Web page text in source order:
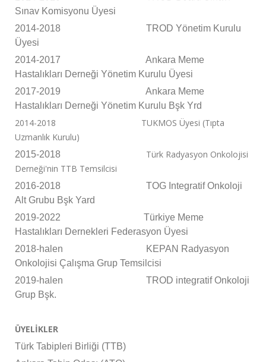
Sınav Komisyonu Üyesi
2014-2018 TROD Yönetim Kurulu
Üyesi
2014-2017 Ankara Meme
Hastalıkları Derneği Yönetim Kurulu Üyesi
2017-2019 Ankara Meme
Hastalıkları Derneği Yönetim Kurulu Bşk Yrd
2014-2018 TUKMOS Üyesi (Tıpta
Uzmanlık Kurulu)
2015-2018 Türk Radyasyon Onkolojisi
Derneği'nin TTB Temsilcisi
2016-2018 TOG Integratif Onkoloji
Alt Grubu Bşk Yard
2019-2022 Türkiye Meme
Hastalıkları Dernekleri Federasyon Üyesi
2018-halen KEPAN Radyasyon
Onkolojisi Çalışma Grup Temsilcisi
2019-halen TROD integratif Onkoloji
Grup Bşk.
ÜYELİKLER
Türk Tabipleri Birliği (TTB)